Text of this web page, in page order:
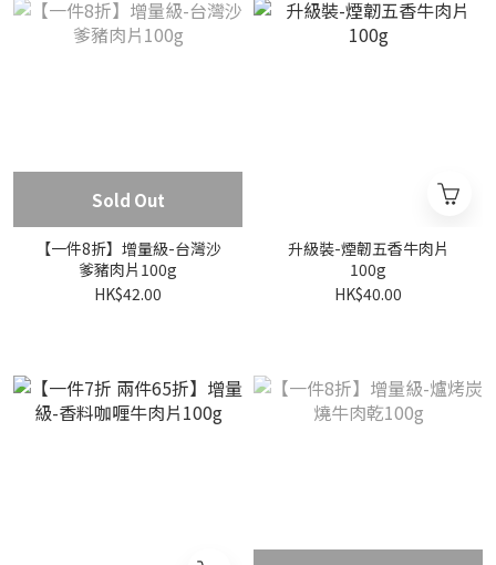
Sold Out
【一件8折】增量級-台灣沙
爹豬肉片100g
HK$42.00
升級裝-煙韌五香牛肉片
100g
HK$40.00